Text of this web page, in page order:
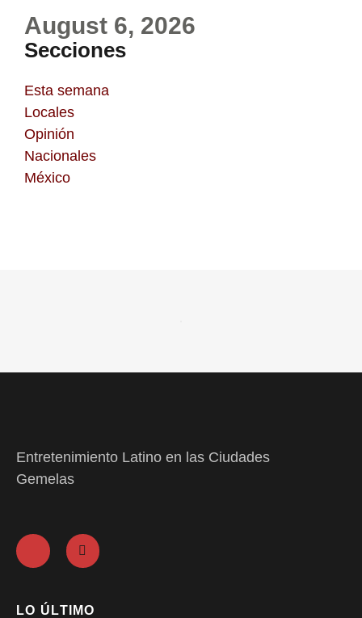
August 6, 2026
Secciones
Esta semana
Locales
Opinión
Nacionales
México
Entretenimiento Latino en las Ciudades
Gemelas
LO ÚLTIMO